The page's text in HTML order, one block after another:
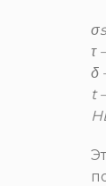
τ
δ
t